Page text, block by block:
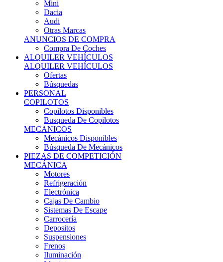
Audi
Otras Marcas
ANUNCIOS DE COMPRA
Compra De Coches
ALQUILER VEHÍCULOS
ALQUILER VEHÍCULOS
Ofertas
Búsquedas
PERSONAL
COPILOTOS
Copilotos Disponibles
Busqueda De Copilotos
MECANICOS
Mecánicos Disponibles
Búsqueda De Mecánicos
PIEZAS DE COMPETICIÓN
MECÁNICA
Motores
Refrigeración
Electrónica
Cajas De Cambio
Sistemas De Escape
Carrocería
Depositos
Suspensiones
Frenos
Iluminación
Llantas
NEUMÁTICOS DE ASFALTO